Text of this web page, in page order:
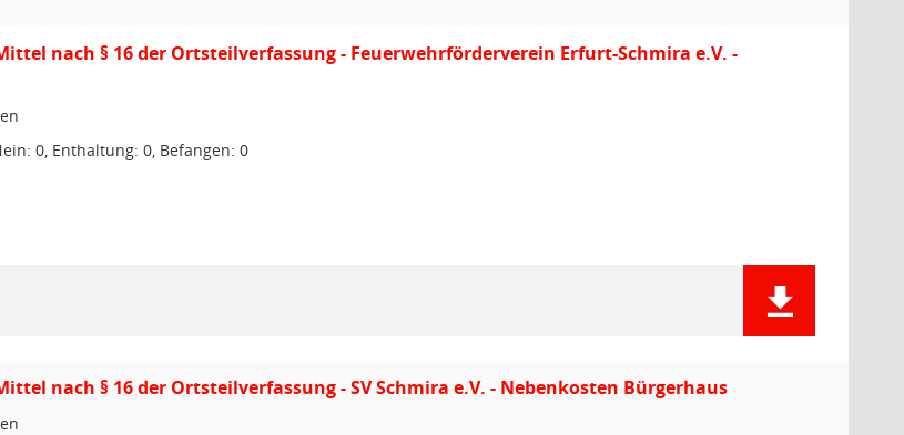
nach § 16 der Ortsteilverfassung - Feuerwehrförderverein Erfurt-Schmira e.V. -
0, Enthaltung: 0, Befangen: 0
nach § 16 der Ortsteilverfassung - SV Schmira e.V. - Nebenkosten Bürgerhaus